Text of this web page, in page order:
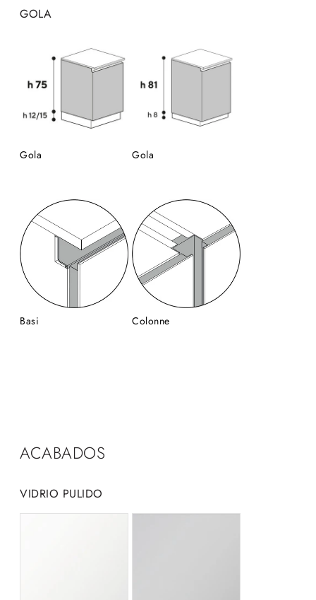
GOLA
Gola Gola
Basi Colonne
ACABADOS
VIDRIO PULIDO